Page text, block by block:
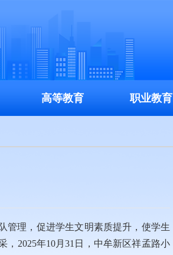
高等教育 职业教育
管理，促进学生文明素质提升，使学生
2025年10月31日，中牟新区祥孟路小